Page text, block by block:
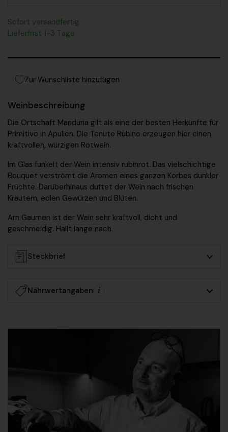
Sofort versandfertig
Lieferfrist 1-3 Tage
Zur Wunschliste hinzufügen
Weinbeschreibung
Die Ortschaft Manduria gilt als eine der besten Herkünfte für
Primitivo in Apulien. Die Tenute Rubino erzeugen hier einen
kraftvollen, würzigen Rotwein.
Im Glas funkelt der Wein intensiv rubinrot. Das vielschichtige
Bouquet verströmt die Aromen eines ganzen Korbes dunkler
Früchte. Darüberhinaus duftet der Wein nach frischen
Kräutern, edlen Gewürzen und Blüten.
Am Gaumen ist der Wein sehr kraftvoll, dicht und
geschmeidig. Hallt lange nach.
Steckbrief
Nährwertangaben